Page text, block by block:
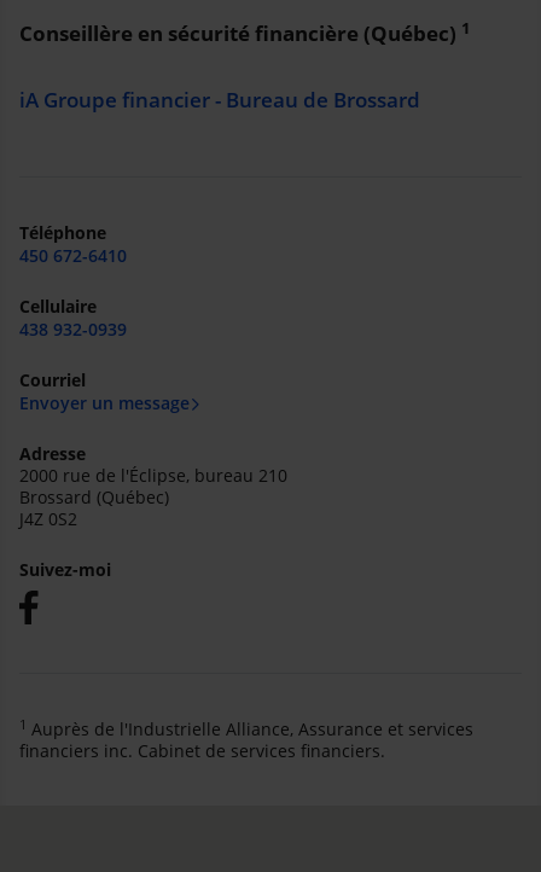
Conseillère en sécurité financière (Québec) 1
iA Groupe financier - Bureau de Brossard
Téléphone
450 672-6410
Cellulaire
438 932-0939
Courriel
Envoyer un message
Adresse
2000 rue de l'Éclipse, bureau 210
Brossard (Québec)
J4Z 0S2
Suivez-moi
1 Auprès de l'Industrielle Alliance, Assurance et services
financiers inc. Cabinet de services financiers.